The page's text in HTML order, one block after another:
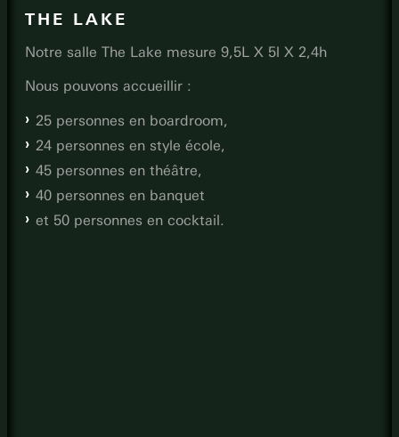
THE LAKE
Notre salle The Lake mesure 9,5L X 5l X 2,4h
Nous pouvons accueillir :
25 personnes en boardroom,
24 personnes en style école,
45 personnes en théâtre,
40 personnes en banquet
et 50 personnes en cocktail.